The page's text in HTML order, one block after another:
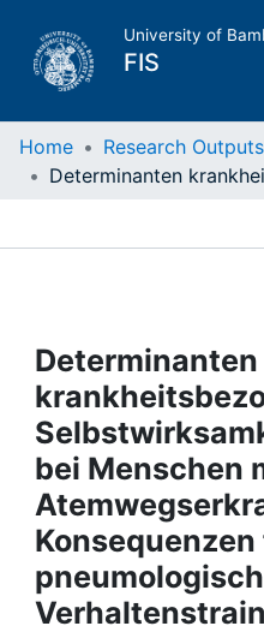
University of
FIS
Home
Projects
People
Institutions
Awards
My FIS
Home Research Outputs
Determinanten
bei Menschen